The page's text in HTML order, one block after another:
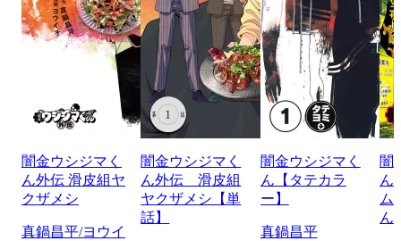
闇金ウシジマく
ん外伝 滑皮組ヤ
クザメシ
真鍋昌平/ヨウイ
闇金ウシジマく
ん外伝 滑皮組
ヤクザメシ【単
話】
闇金ウシジマく
ん【タテカラ
ー】
真鍋昌平
闇
ん
ム
ん